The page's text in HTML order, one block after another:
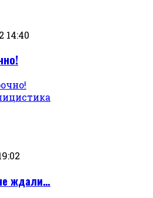
14:40
ждали…